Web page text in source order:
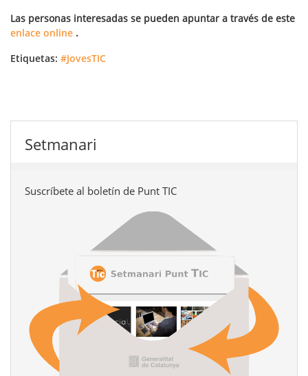
Las personas interesadas se pueden apuntar a través de este
enlace online .
Etiquetas: #JovesTIC
Setmanari
Suscríbete al boletín de Punt TIC